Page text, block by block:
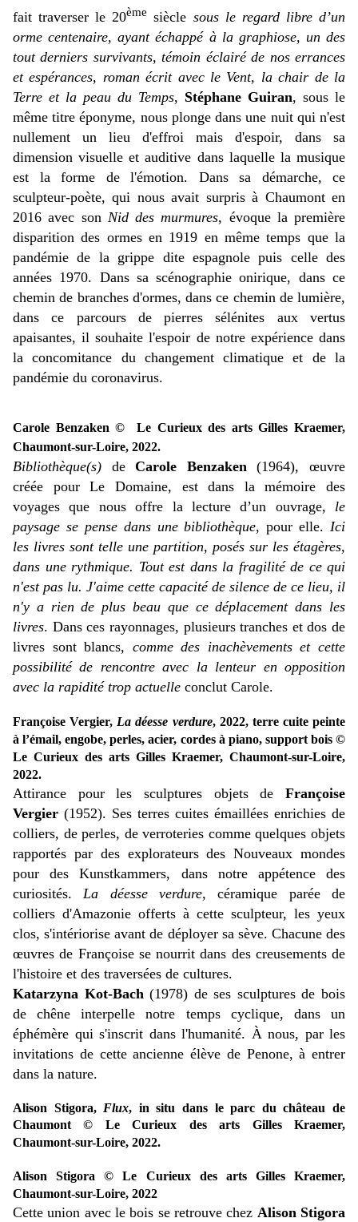
fait traverser le 20ème siècle sous le regard libre d’un
orme centenaire, ayant échappé à la graphiose, un des
tout derniers survivants, témoin éclairé de nos errances
et espérances, roman écrit avec le Vent, la chair de la
Terre et la peau du Temps, Stéphane Guiran, sous le
même titre éponyme, nous plonge dans une nuit qui n'est
nullement un lieu d'effroi mais d'espoir, dans sa
dimension visuelle et auditive dans laquelle la musique
est la forme de l'émotion. Dans sa démarche, ce
sculpteur-poète, qui nous avait surpris à Chaumont en
2016 avec son Nid des murmures, évoque la première
disparition des ormes en 1919 en même temps que la
pandémie de la grippe dite espagnole puis celle des
années 1970. Dans sa scénographie onirique, dans ce
chemin de branches d'ormes, dans ce chemin de lumière,
dans ce parcours de pierres sélénites aux vertus
apaisantes, il souhaite l'espoir de notre expérience dans
la concomitance du changement climatique et de la
pandémie du coronavirus.
Carole Benzaken ©
Le Curieux des arts Gilles Kraemer,
Chaumont-sur-Loire, 2022.
Bibliothèque(s) deCarole Benzaken(1964), œuvre
créée pour Le Domaine, est dans la mémoire des
voyages que nous offre la lecture d’un ouvrage, le
paysage se pense dans une bibliothèque, pour elle. Ici
les livres sont telle une partition, posés sur les étagères,
dans une rythmique. Tout est dans la fragilité de ce qui
n'est pas lu. J'aime cette capacité de silence de ce lieu, il
n'y a rien de plus beau que ce déplacement dans les
livres. Dans ces rayonnages, plusieurs tranches et dos de
livres sont blancs, comme des inachèvements et cette
possibilité de rencontre avec la lenteur en opposition
avec la rapidité trop actuelle conclut Carole.
Françoise Vergier, La déesse verdure, 2022, terre cuite peinte
à l’émail, engobe, perles, acier, cordes à piano, support bois ©
Le Curieux des arts Gilles Kraemer, Chaumont-sur-Loire,
2022.
Attirance pour les sculptures objets de Françoise
Vergier (1952). Ses terres cuites émaillées enrichies de
colliers, de perles, de verroteries comme quelques objets
rapportés par des explorateurs des Nouveaux mondes
pour des Kunstkammers, dans notre appétence des
curiosités.La déesse verdure, céramique parée de
colliers d'Amazonie offerts à cette sculpteur, les yeux
clos, s'intériorise avant de déployer sa sève. Chacune des
œuvres de Françoise se nourrit dans des creusements de
l'histoire et des traversées de cultures.
Katarzyna Kot-Bach(1978) de ses sculptures de bois
de chêne interpelle notre temps cyclique, dans un
éphémère qui s'inscrit dans l'humanité. À nous, par les
invitations de cette ancienne élève de Penone, à entrer
dans la nature.
Alison Stigora, Flux, in situ dans le parc du château de
Chaumont© Le Curieux des arts Gilles Kraemer,
Chaumont-sur-Loire, 2022.
Alison Stigora© Le Curieux des arts Gilles Kraemer,
Chaumont-sur-Loire, 2022
Cette union avec le bois se retrouve chez Alison Stigora